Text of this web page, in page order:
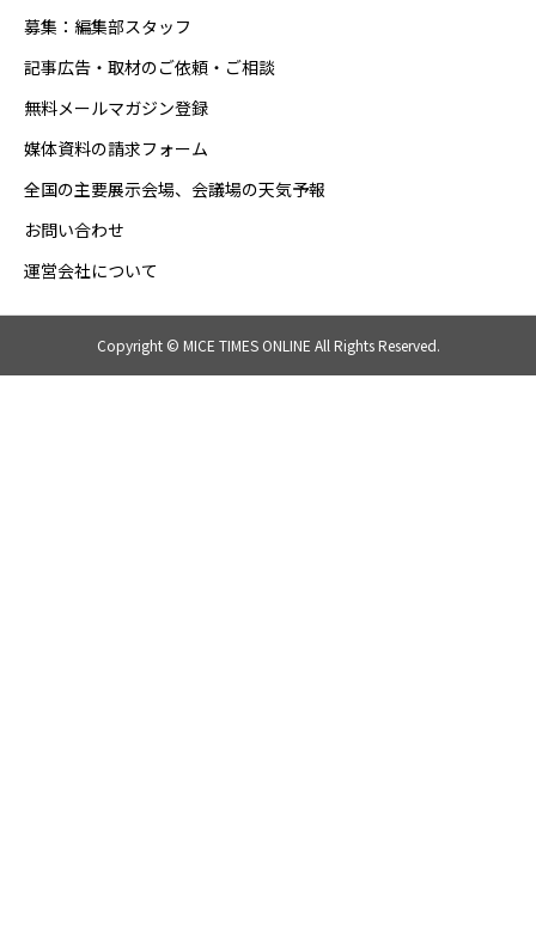
募集：編集部スタッフ
記事広告・取材のご依頼・ご相談
無料メールマガジン登録
媒体資料の請求フォーム
全国の主要展示会場、会議場の天気予報
お問い合わせ
運営会社について
Copyright © MICE TIMES ONLINE All Rights Reserved.